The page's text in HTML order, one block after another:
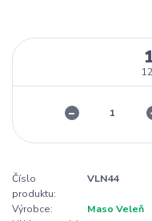
Číslo
produktu:
VLN44
Výrobce:
Maso Veleň